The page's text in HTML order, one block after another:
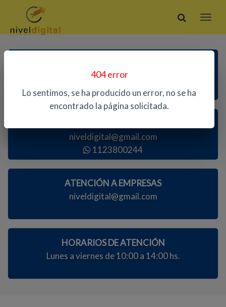
404 error
Lo sentimos, se ha producido un error, no se ha
encontrado la página solicitada.
niveldigital@gmail.com
1123800244
ATENCIÓN A EMPRESAS
niveldigital@gmail.com
HORARIOS DE ATENCIÓN
Lunes a viernes de 10:00 a 14:00 hs.